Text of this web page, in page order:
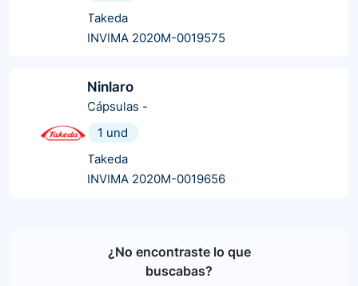
Takeda
INVIMA 2020M-0019575
Ninlaro
Cápsulas -
1 und
Takeda
INVIMA 2020M-0019656
¿No encontraste lo que
buscabas?